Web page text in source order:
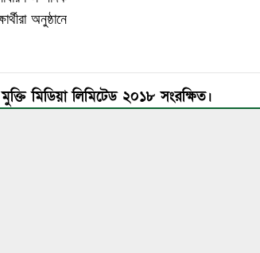
অনুষ্ঠানে
মিডিয়া লিমিটেড ২০১৮ সংরক্ষিত।